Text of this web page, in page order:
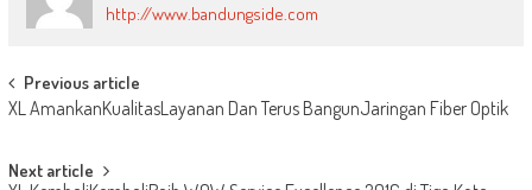
http://www.bandungside.com
Post
navigation
Previous article
XL AmankanKualitasLayanan Dan Terus BangunJaringan Fiber Optik
Next article